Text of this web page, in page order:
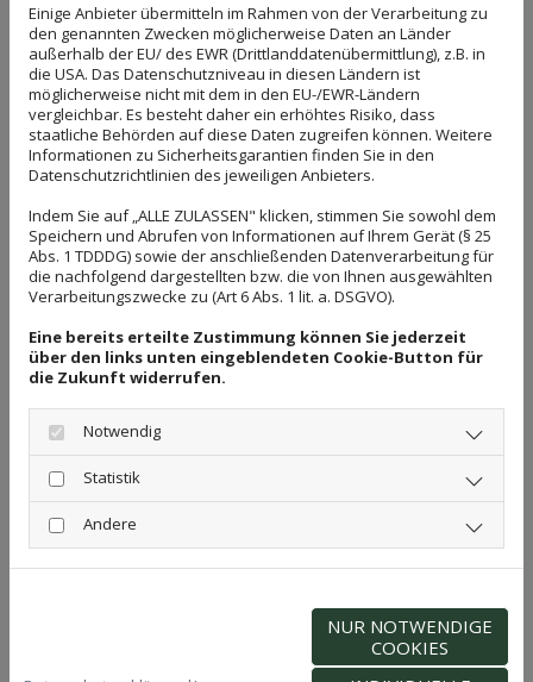
uns in unseren Werkstätten leistungsfähige
Maschinen zur Verfügung. Unter anderem arbeiten
wir auf Basis derzertifizierten Schweißverfahren
nach E 287-1, 135, 141 und 111. Somit ist unser
kompetentes Teamdazu in der Lage, auch
komplexeArbeitentermingerecht auf höchstem
Niveauumzusetzen. Auf dieser Internetseite finden
Sie einen kleinen Überblick über unser
Leistungsspektrum.
Persönliche Beratung als Basis für
perfekte Lösungen
Teilen Sie uns einfach Ihre Wünsche mit! In einem
persönlichen Gespräch loten wir alle Möglichkeiten
aus, um eine optimale Lösung zu entwickeln. Viele
Privatkunden, Architekten und Baufirmen vertrauen
auf unsere Fähigkeiten.Kontaktieren Sie uns- wir
freuen uns auf eine gute Zusammenarbeit.
Einige Anbieter übermitteln im Rahmen von der Verarbeitung zu
den genannten Zwecken möglicherweise Daten an Länder
außerhalb der EU/ des EWR (Drittlanddatenübermittlung), z.B. in
die USA. Das Datenschutzniveau in diesen Ländern ist
möglicherweise nicht mit dem in den EU-/EWR-Ländern
vergleichbar. Es besteht daher ein erhöhtes Risiko, dass
staatliche Behörden auf diese Daten zugreifen können. Weitere
Informationen zu Sicherheitsgarantien finden Sie in den
Datenschutzrichtlinien des jeweiligen Anbieters.
Indem Sie auf „ALLE ZULASSEN" klicken, stimmen Sie sowohl dem
Speichern und Abrufen von Informationen auf Ihrem Gerät (§ 25
Abs. 1 TDDDG) sowie der anschließenden Datenverarbeitung für
die nachfolgend dargestellten bzw. die von Ihnen ausgewählten
Verarbeitungszwecke zu (Art 6 Abs. 1 lit. a. DSGVO).
Eine bereits erteilte Zustimmung können Sie jederzeit
über den links unten eingeblendeten Cookie-Button für
die Zukunft widerrufen.
Notwendig
Statistik
Andere
NUR NOTWENDIGE
COOKIES